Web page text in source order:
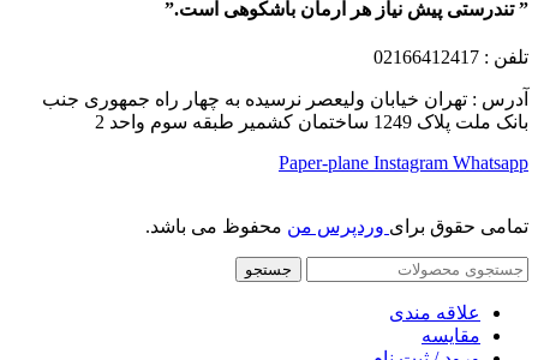
” تندرستی پیش نیاز هر آرمان باشکوهی است.”
تلفن : 02166412417
آدرس : تهران خیابان ولیعصر نرسیده به چهار راه جمهوری جنب
بانک ملت پلاک 1249 ساختمان کشمیر طبقه سوم واحد 2
Paper-plane Instagram Whatsapp
تمامی حقوق برای وردپرس من محفوظ می باشد.
جستجو
علاقه مندی
مقایسه